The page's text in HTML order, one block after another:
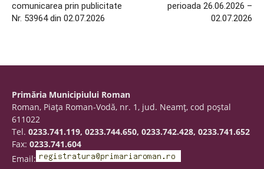
comunicarea prin publicitate
Nr. 53964 din 02.07.2026
perioada 26.06.2026 –
02.07.2026
Primăria Municipiului Roman
Roman, Piaţa Roman-Vodă, nr. 1, jud. Neamţ, cod poştal
611022
Tel. 0233.741.119, 0233.744.650, 0233.742.428, 0233.741.652
Fax: 0233.741.604
Email: